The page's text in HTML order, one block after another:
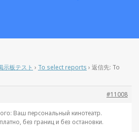
示板テスト › To select reports › 返信先: To
#11008
Ваш персональный кинотеатр.
без границ и без остановки.